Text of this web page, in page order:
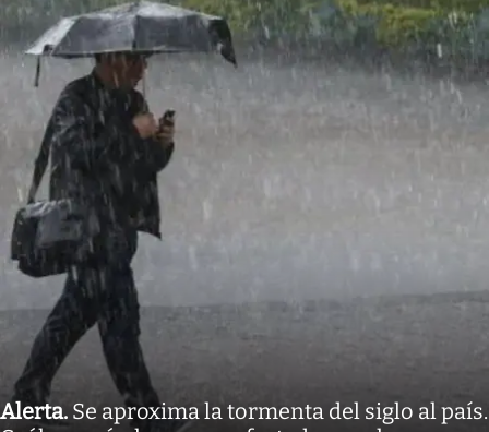
Alerta. Se aproxima la tormenta del siglo al país.